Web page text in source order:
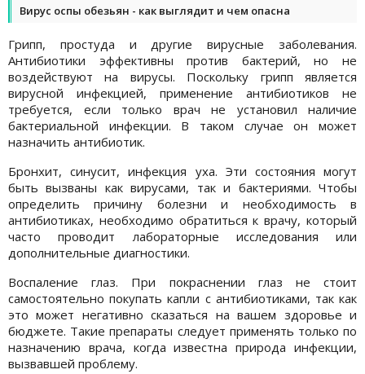
Вирус оспы обезьян - как выглядит и чем опасна
Грипп, простуда и другие вирусные заболевания.
Антибиотики эффективны против бактерий, но не
воздействуют на вирусы. Поскольку грипп является
вирусной инфекцией, применение антибиотиков не
требуется, если только врач не установил наличие
бактериальной инфекции. В таком случае он может
назначить антибиотик.
Бронхит, синусит, инфекция уха. Эти состояния могут
быть вызваны как вирусами, так и бактериями. Чтобы
определить причину болезни и необходимость в
антибиотиках, необходимо обратиться к врачу, который
часто проводит лабораторные исследования или
дополнительные диагностики.
Воспаление глаз. При покраснении глаз не стоит
самостоятельно покупать капли с антибиотиками, так как
это может негативно сказаться на вашем здоровье и
бюджете. Такие препараты следует применять только по
назначению врача, когда известна природа инфекции,
вызвавшей проблему.